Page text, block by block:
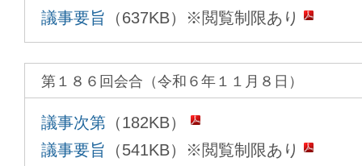
議事要旨 （637KB）※閲覧制限あり
第１８６回会合（令和６年１１月８日）
議事次第 （182KB）
議事要旨 （541KB）※閲覧制限あり